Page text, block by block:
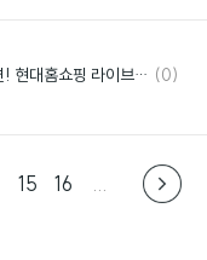
[국비지원/취업연계] 셀링 크리에이터를 꿈꾼다면! 현대홈쇼핑 라이브커머스 과정 1기 모집 댓
(0)
15 16